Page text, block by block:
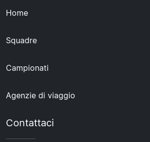
Home
Squadre
Campionati
Agenzie di viaggio
Contattaci